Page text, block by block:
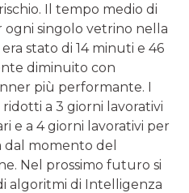
Il tempo medio di
ogni singolo vetrino nella
stato di 14 minuti e 46
diminuito con
più performante. I
a 3 giorni lavorativi
e a 4 giorni lavorativi per
dal momento del
Nel prossimo futuro si
algoritmi di Intelligenza